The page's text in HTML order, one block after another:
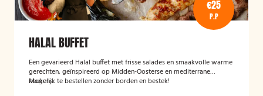
€25
P.P
HALAL BUFFET
Een gevarieerd Halal buffet met frisse salades en smaakvolle warme
gerechten, geïnspireerd op Midden-Oosterse en mediterrane
keukens.
Mogelijk te bestellen zonder borden en bestek!